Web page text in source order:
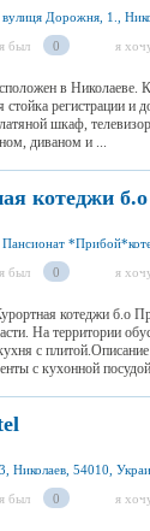
вулиця Дорожня, 1.,
я был 0 я
в Николаеве.
стойка регистрации и
шкаф,
диваном и ...
котеджи
я был 0 я
котеджи б.о
На территории
с
с кухонной
Николаев, 54010,
я был 0 я